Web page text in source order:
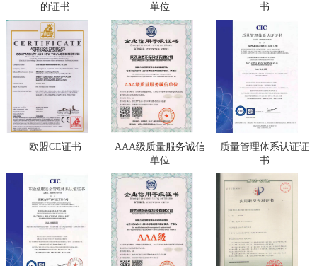
的证书
单位
书
欧盟CE证书
AAA级质量服务诚信
单位
质量管理体系认证证
书